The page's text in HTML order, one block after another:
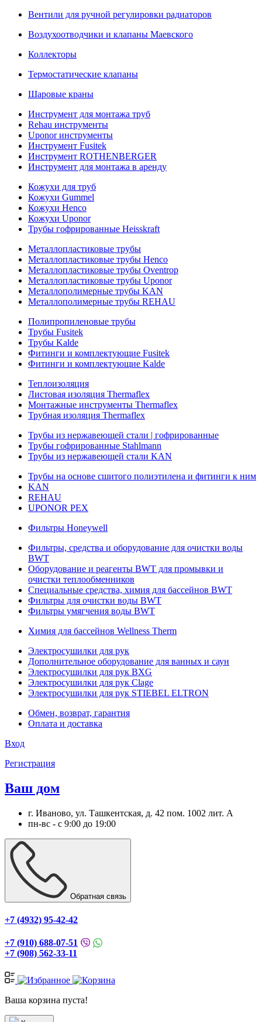
Вентили для ручной регулировки радиаторов
Воздухоотводчики и клапаны Маевского
Коллекторы
Термостатические клапаны
Шаровые краны
Инструмент для монтажа труб
Rehau инструменты
Uponor инструменты
Инструмент Fusitek
Инструмент ROTHENBERGER
Инструмент для монтажа в аренду
Кожухи для труб
Кожухи Gummel
Кожухи Henco
Кожухи Uponor
Трубы гофрированные Heisskraft
Металлопластиковые трубы
Металлопластиковые трубы Henco
Металлопластиковые трубы Oventrop
Металлопластиковые трубы Uponor
Металлополимерные трубы KAN
Металлополимерные трубы REHAU
Полипропиленовые трубы
Трубы Fusitek
Трубы Kalde
Фитинги и комплектующие Fusitek
Фитинги и комплектующие Kalde
Теплоизоляция
Листовая изоляция Thermaflex
Монтажные инструменты Thermaflex
Трубная изоляция Thermaflex
Трубы из нержавеющей стали | гофрированные
Трубы гофрированные Stahlmann
Трубы из нержавеющей стали KAN
Трубы на основе сшитого полиэтилена и фитинги к ним
KAN
REHAU
UPONOR PEX
Фильтры Honeywell
Фильтры, средства и оборудование для очистки воды
BWT
Оборудование и реагенты BWT для промывки и
очистки теплообменников
Специальные средства, химия для бассейнов BWT
Фильтры для очистки воды BWT
Фильтры умягчения воды BWT
Химия для бассейнов Wellness Therm
Электросушилки для рук
Дополнительное оборудование для ванных и саун
Электросушилки для рук BXG
Электросушилки для рук Clage
Электросушилки для рук STIEBEL ELTRON
Обмен, возврат, гарантия
Оплата и доставка
Вход
Регистрация
Ваш дом
г. Иваново, ул. Ташкентская, д. 42 пом. 1002 лит. А
пн-вс - с 9:00 до 19:00
Обратная связь
+7 (4932) 95-42-42
+7 (910) 688-07-51
+7 (908) 562-33-11
Ваша корзина пуста!